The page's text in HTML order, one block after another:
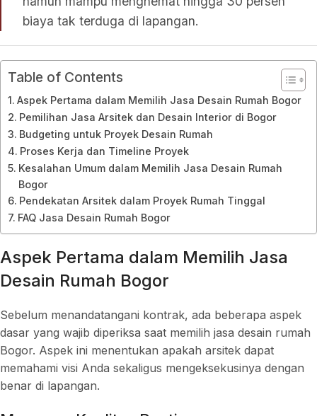
biaya tak terduga di lapangan.
Table of Contents
Aspek Pertama dalam Memilih Jasa Desain Rumah Bogor
Pemilihan Jasa Arsitek dan Desain Interior di Bogor
Budgeting untuk Proyek Desain Rumah
Proses Kerja dan Timeline Proyek
Kesalahan Umum dalam Memilih Jasa Desain Rumah
Bogor
Pendekatan Arsitek dalam Proyek Rumah Tinggal
FAQ Jasa Desain Rumah Bogor
Aspek Pertama dalam Memilih Jasa
Desain Rumah Bogor
Sebelum menandatangani kontrak, ada beberapa aspek
dasar yang wajib diperiksa saat memilih jasa desain rumah
Bogor. Aspek ini menentukan apakah arsitek dapat
memahami visi Anda sekaligus mengeksekusinya dengan
benar di lapangan.